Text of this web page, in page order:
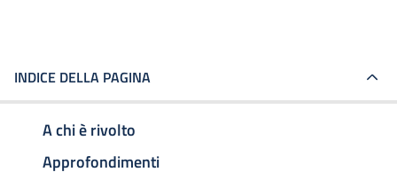
INDICE DELLA PAGINA
A chi è rivolto
Approfondimenti